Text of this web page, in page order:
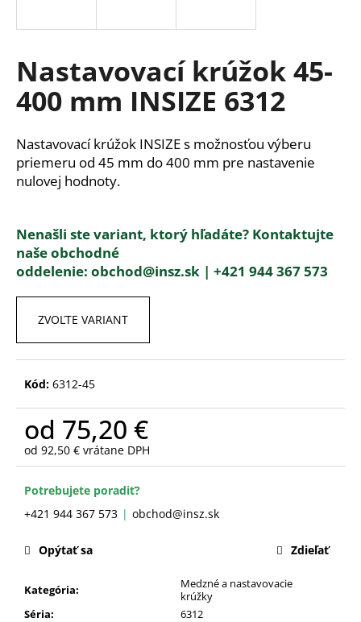
Nastavovací krúžok 45-
400 mm INSIZE 6312
Nastavovací krúžok INSIZE s možnosťou výberu
priemeru od 45 mm do 400 mm pre nastavenie
nulovej hodnoty.
Nenašli ste variant, ktorý hľadáte? Kontaktujte
naše obchodné
oddelenie: obchod@insz.sk | +421 944 367 573
ZVOĽTE VARIANT
Kód: 6312-45
od 75,20 €
od 92,50 € vrátane DPH
Jednotková
Potrebujete poradiť?
+421 944 367 573
obchod@insz.sk
Kategória:
Medzné a nastavovacie
krúžky
Séria: 6312
Opýtať sa Zdieľať
s
ť
?
HĽADAŤ
O
d
p
ú
č
a